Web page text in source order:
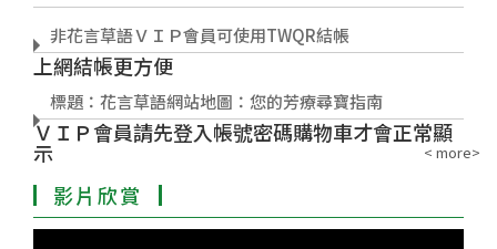
非花言草語ＶＩＰ會員可使用TWQR結帳
上網結帳更方便
標題：花言草語網站地圖：您的芳療尋寶指南
ＶＩＰ會員請先登入帳號密碼購物車才會正常顯
示
茉莉花精油CO2 萃取 vs. 溶劑萃取
大自然的療癒～薰衣草的魔法旅程，從田野到瓶中精華。
< more>
影片欣賞